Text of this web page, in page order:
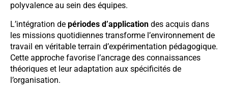
polyvalence au sein des équipes.
L’intégration de périodes d’application des acquis dans
les missions quotidiennes transforme l’environnement de
travail en véritable terrain d’expérimentation pédagogique.
Cette approche favorise l’ancrage des connaissances
théoriques et leur adaptation aux spécificités de
l’organisation.